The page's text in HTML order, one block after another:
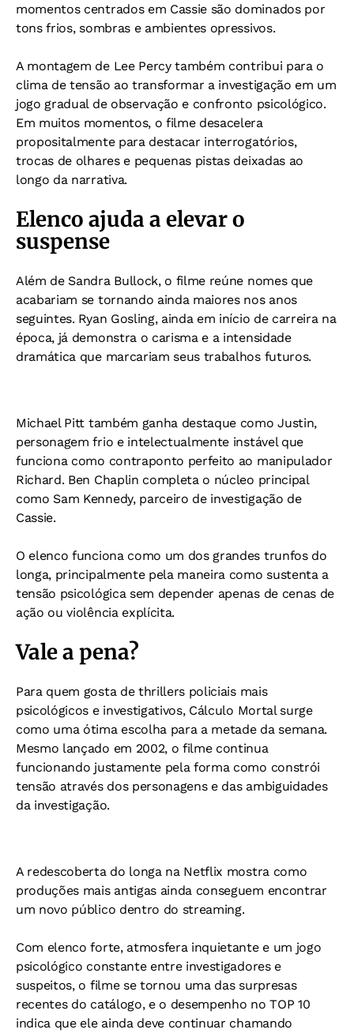
momentos centrados em Cassie são dominados por
tons frios, sombras e ambientes opressivos.
A montagem de Lee Percy também contribui para o
clima de tensão ao transformar a investigação em um
jogo gradual de observação e confronto psicológico.
Em muitos momentos, o filme desacelera
propositalmente para destacar interrogatórios,
trocas de olhares e pequenas pistas deixadas ao
longo da narrativa.
Elenco ajuda a elevar o
suspense
Além de Sandra Bullock, o filme reúne nomes que
acabariam se tornando ainda maiores nos anos
seguintes. Ryan Gosling, ainda em início de carreira na
época, já demonstra o carisma e a intensidade
dramática que marcariam seus trabalhos futuros.
Michael Pitt também ganha destaque como Justin,
personagem frio e intelectualmente instável que
funciona como contraponto perfeito ao manipulador
Richard. Ben Chaplin completa o núcleo principal
como Sam Kennedy, parceiro de investigação de
Cassie.
O elenco funciona como um dos grandes trunfos do
longa, principalmente pela maneira como sustenta a
tensão psicológica sem depender apenas de cenas de
ação ou violência explícita.
Vale a pena?
Para quem gosta de thrillers policiais mais
psicológicos e investigativos, Cálculo Mortal surge
como uma ótima escolha para a metade da semana.
Mesmo lançado em 2002, o filme continua
funcionando justamente pela forma como constrói
tensão através dos personagens e das ambiguidades
da investigação.
A redescoberta do longa na Netflix mostra como
produções mais antigas ainda conseguem encontrar
um novo público dentro do streaming.
Com elenco forte, atmosfera inquietante e um jogo
psicológico constante entre investigadores e
suspeitos, o filme se tornou uma das surpresas
recentes do catálogo, e o desempenho no TOP 10
indica que ele ainda deve continuar chamando